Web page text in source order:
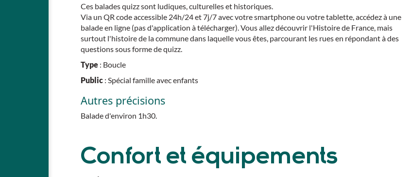
Ces balades quizz sont ludiques, culturelles et historiques.
Via un QR code accessible 24h/24 et 7j/7 avec votre smartphone ou votre tablette, accédez à une
balade en ligne (pas d'application à télécharger). Vous allez découvrir l'Histoire de France, mais
surtout l'histoire de la commune dans laquelle vous êtes, parcourant les rues en répondant à des
questions sous forme de quizz.
Type: Boucle
Public: Spécial famille avec enfants
Autres précisions
Balade d'environ 1h30.
Confort et équipements